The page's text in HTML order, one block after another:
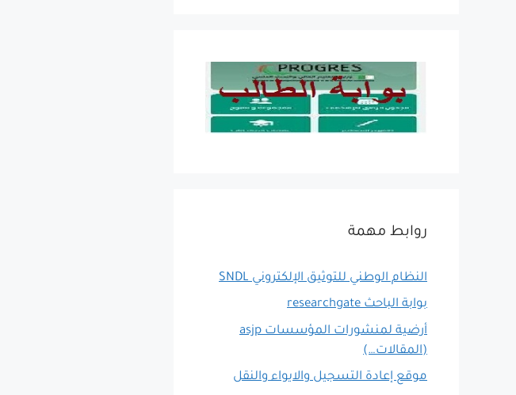
روابط مهمة
النظام الوطني للتوثيق الإلكتروني SNDL
بوابة الباحث researchgate
أرضية لمنشورات المؤسسات asjp
(المقالات…)
موقع إعادة التسجيل والايواء والنقل